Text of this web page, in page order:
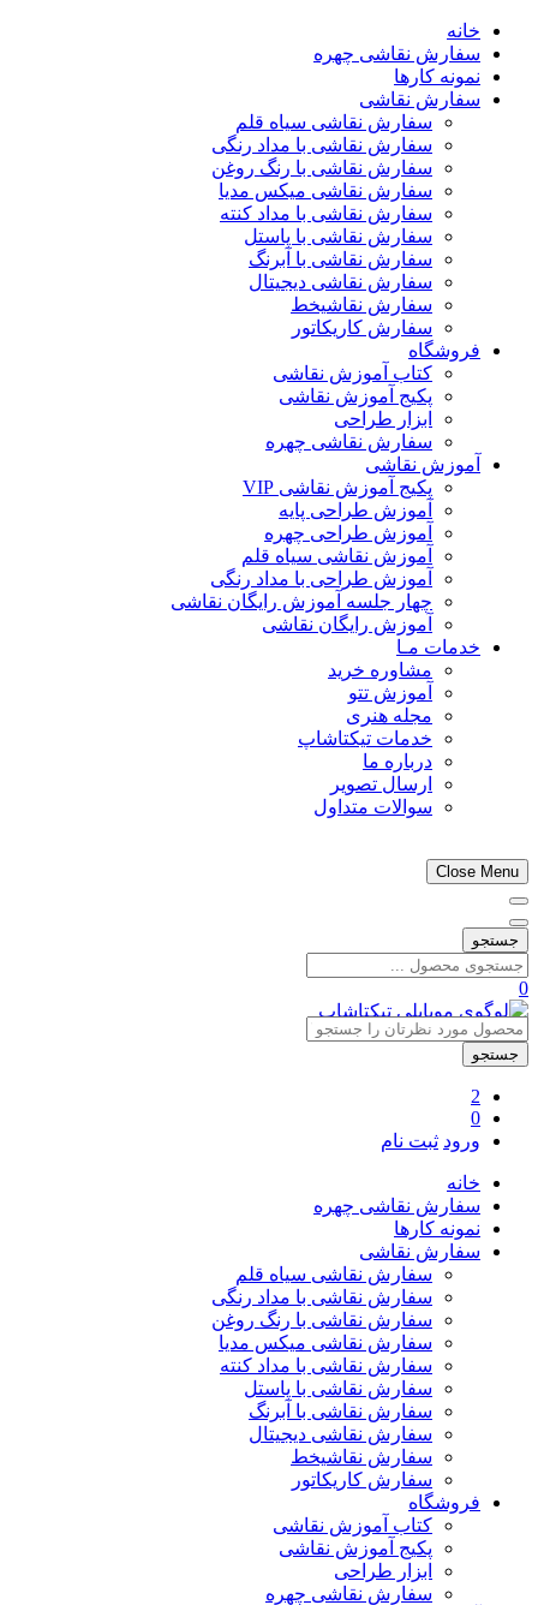
خانه
سفارش نقاشی چهره
نمونه کارها
سفارش نقاشی
سفارش نقاشی سیاه قلم
سفارش نقاشی با مداد رنگی
سفارش نقاشی با رنگ روغن
سفارش نقاشی میکس مدیا
سفارش نقاشی با مداد کنته
سفارش نقاشی با پاستل
سفارش نقاشی با آبرنگ
سفارش نقاشی دیجیتال
سفارش نقاشیخط
سفارش کاریکاتور
فروشگاه
کتاب آموزش نقاشی
پکیج آموزش نقاشی
ابزار طراحی
سفارش نقاشی چهره
آموزش نقاشی
پکیج آموزش نقاشی VIP
آموزش طراحی پایه
آموزش طراحی چهره
آموزش نقاشی سیاه قلم
آموزش طراحی با مداد رنگی
چهار جلسه آموزش رایگان نقاشی
آموزش رایگان نقاشی
خدمات مـا
مشاوره خرید
آموزش تتو
مجله هنری
خدمات تیکتاشاپ
درباره ما
ارسال تصویر
سوالات متداول
Close Menu
جستجو
0
جستجو
2
0
ورود ثبت نام
خانه
سفارش نقاشی چهره
نمونه کارها
سفارش نقاشی
سفارش نقاشی سیاه قلم
سفارش نقاشی با مداد رنگی
سفارش نقاشی با رنگ روغن
سفارش نقاشی میکس مدیا
سفارش نقاشی با مداد کنته
سفارش نقاشی با پاستل
سفارش نقاشی با آبرنگ
سفارش نقاشی دیجیتال
سفارش نقاشیخط
سفارش کاریکاتور
فروشگاه
کتاب آموزش نقاشی
پکیج آموزش نقاشی
ابزار طراحی
سفارش نقاشی چهره